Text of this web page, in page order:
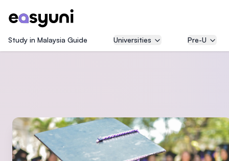
Study in Malaysia Guide Universities Pre-U